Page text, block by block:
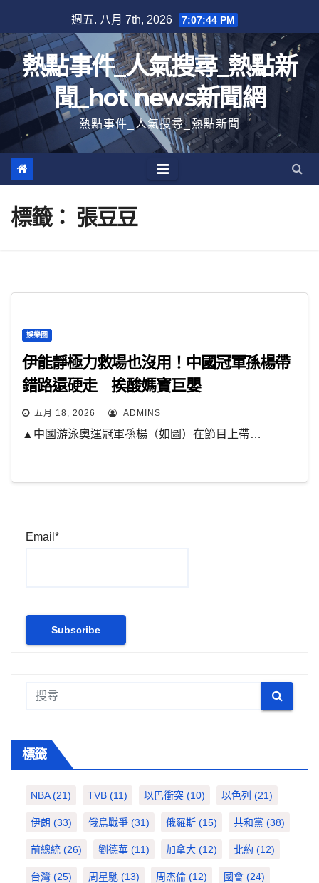
至
內
容
週五. 八月 7th, 2026 7:07:45 PM
熱點事件_人氣搜尋_熱點新
聞_hot news新聞網
熱點事件_人氣搜尋_熱點新聞
標籤： 張豆豆
娛樂圈
伊能靜極力救場也沒用！中國冠軍孫楊帶
錯路還硬走 挨酸媽寶巨嬰
五月 18, 2026 ADMINS
▲中國游泳奧運冠軍孫楊（如圖）在節目上帶…
Email*
標籤
NBA(21) TVB (11) 以巴衝突 (10) 以色列 (21)
伊朗 (33) 俄烏戰爭 (31) 俄羅斯 (15) 共和黨 (38)
前總統 (26) 劉德華 (11) 加拿大 (12) 北約 (12)
台灣 (25) 周星馳 (13) 周杰倫 (12) 國會 (24)